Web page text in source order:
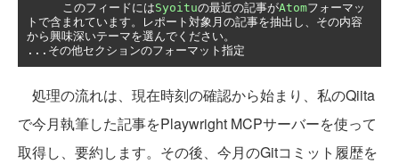
このフィードにはSyoituの最近の記事がAtomフォーマッ
トで含まれています。レポート対象月の記事を抽出し、その内容
から興味深いテーマを選んでください。
...その他セクションのフォーマット指定
処理の流れは、現在時刻の確認から始まり、私のQiita
で今月執筆した記事をPlaywright MCPサーバーを使って
取得し、要約します。その後、今月のGitコミット履歴を